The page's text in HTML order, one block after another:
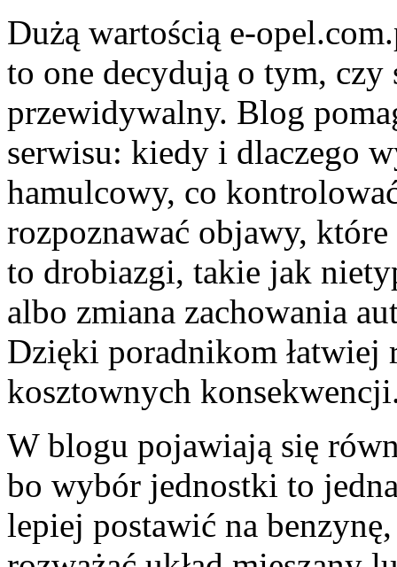
Dużą wartością e-
to one decydują o tym, czy
przewidywalny. Blog
serwisu: kiedy i dlaczego
hamulcowy, co
rozpoznawać objawy,
to drobiazgi, takie jak
albo zmiana zachowania
Dzięki poradnikom łatwiej
kosztownych
W blogu pojawiają się
bo wybór jednostki to
lepiej postawić na